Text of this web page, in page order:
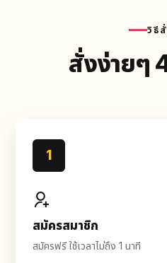
วิธี
สั่งง่ายๆ
1
สมัครสมาชิก
สมัครฟรี ใช้เวลาไม่ถึง 1 นาที